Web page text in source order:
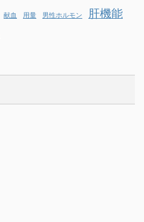
献血 用量 男性ホルモン 肝機能